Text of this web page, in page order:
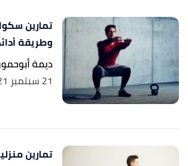
تمارين
وطريقة
ديمة
21 سبتمبر 2021
تمارين